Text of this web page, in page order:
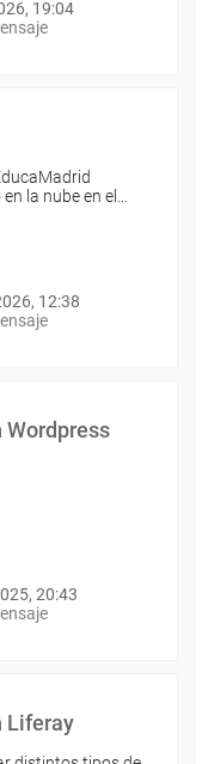
19:04
la nube en el…
12:38
Wordpress
20:43
Liferay